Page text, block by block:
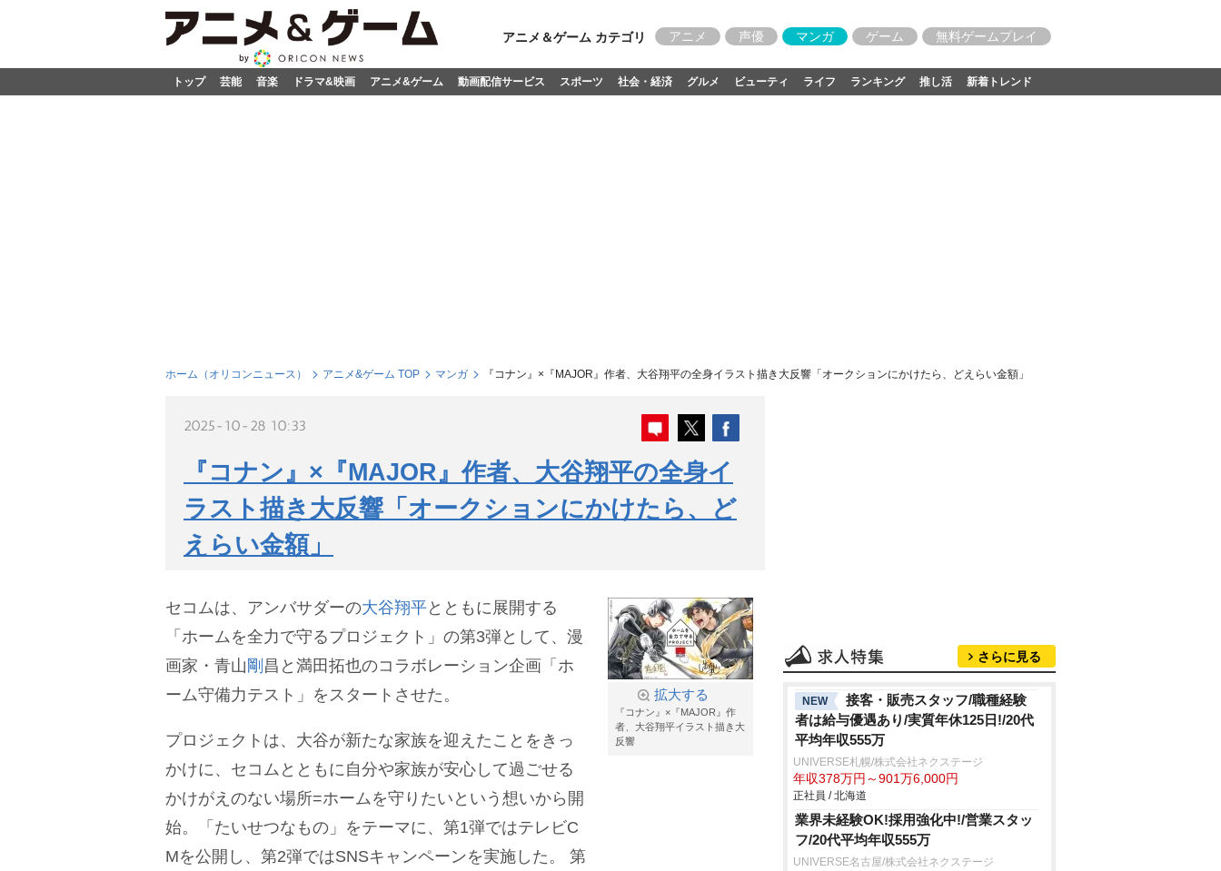
アニメ＆ゲーム カテゴリ アニメ 声優 マンガ ゲーム 無料ゲームプレイ
トップ 芸能 音楽 ドラマ&映画 アニメ&ゲーム 動画配信サービス スポーツ 社会・経済 グルメ ビューティ ライフ ランキング 推し活 新着トレンド
ホーム（オリコンニュース） アニメ&ゲーム TOP マンガ 『コナン』×『MAJOR』作者、大谷翔平の全身イラスト描き大反響「オークションにかけたら、どえらい金額」
2025-10-28 10:33
『コナン』×『MAJOR』作者、大谷翔平の全身イ
ラスト描き大反響「オークションにかけたら、ど
えらい金額」
拡大する
『コナン』×『MAJOR』作
者、大谷翔平イラスト描き大
反響
セコムは、アンバサダーの大谷翔平とともに展開する
「ホームを全力で守るプロジェクト」の第3弾として、漫
画家・青山 剛 昌と満田拓也のコラボレーション企画「ホ
ーム守備力テスト」をスタートさせた。
プロジェクトは、大谷が新たな家族を迎えたことをきっ
かけに、セコムとともに自分や家族が安心して過ごせる
かけがえのない場所=ホームを守りたいという想いから開
始。「たいせつなもの」をテーマに、第1弾ではテレビC
Mを公開し、第2弾ではSNSキャンペーンを実施した。
第
さらに見る
NEW
接客・販売スタッフ/職種経験
者は給与優遇あり/実質年休125日!/20代
平均年収555万
UNIVERSE札幌/株式会社ネクステージ
年収378万円～901万6,000円
正社員 / 北海道
業界未経験OK!採用強化中!/営業スタッ
フ/20代平均年収555万
UNIVERSE名古屋/株式会社ネクステージ